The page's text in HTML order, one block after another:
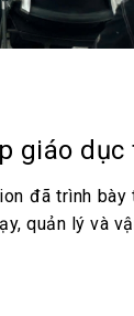
giáo
đã trình
quản lý và